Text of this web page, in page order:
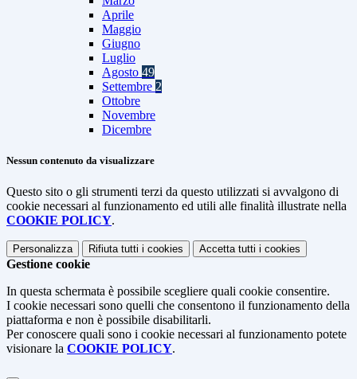
Aprile
Maggio
Giugno
Luglio
Agosto 49
Settembre 2
Ottobre
Novembre
Dicembre
Nessun contenuto da visualizzare
Questo sito o gli strumenti terzi da questo utilizzati si avvalgono di
cookie necessari al funzionamento ed utili alle finalità illustrate nella
COOKIE POLICY.
Personalizza Rifiuta tutti i cookies Accetta tutti i cookies
Gestione cookie
In questa schermata è possibile scegliere quali cookie consentire.
I cookie necessari sono quelli che consentono il funzionamento della
piattaforma e non è possibile disabilitarli.
Per conoscere quali sono i cookie necessari al funzionamento potete
visionare la COOKIE POLICY.